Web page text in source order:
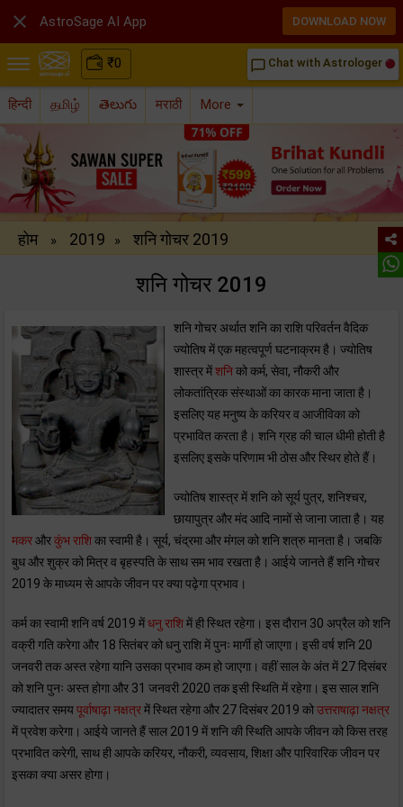
₹0 chat_bubble_outline Chat with Astrologer
हिन्दी தமிழ் తెలుగు मराठी More
होम » 2019 » शनि गोचर 2019
शनि गोचर 2019
शनि गोचर अर्थात शनि का राशि परिवर्तन वैदिक
ज्योतिष में एक महत्वपूर्ण घटनाक्रम है। ज्योतिष
शास्त्र मेंशनिको कर्म, सेवा, नौकरी और
लोकतांत्रिक संस्थाओं का कारक माना जाता है।
इसलिए यह मनुष्य के करियर व आजीविका को
प्रभावित करता है। शनि ग्रह की चाल धीमी होती है
इसलिए इसके परिणाम भी ठोस और स्थिर होते हैं।
ज्योतिष शास्त्र में शनि को सूर्य पुत्र, शनिश्चर,
छायापुत्र और मंद आदि नामों से जाना जाता है। यह
मकरऔरकुंभ राशिका स्वामी है। सूर्य, चंद्रमा और मंगल को शनि शत्रु मानता है। जबकि
बुध और शुक्र को मित्र व बृहस्पति के साथ सम भाव रखता है। आईये जानते हैं शनि गोचर
2019 के माध्यम से आपके जीवन पर क्या पढ़ेगा प्रभाव।
कर्म का स्वामी शनि वर्ष 2019 मेंधनु राशिमें ही स्थित रहेगा। इस दौरान 30 अप्रैल को शनि
वक्री गति करेगा और 18 सितंबर को धनु राशि में पुनः मार्गी हो जाएगा। इसी वर्ष शनि 20
जनवरी तक अस्त रहेगा यानि उसका प्रभाव कम हो जाएगा। वहीं साल के अंत में 27 दिसंबर
को शनि पुनः अस्त होगा और 31 जनवरी 2020 तक इसी स्थिति में रहेगा। इस साल शनि
ज्यादातर समयपूर्वाषाढ़ा नक्षत्रमें स्थित रहेगा और 27 दिसंबर 2019 कोउत्तराषाढ़ा नक्षत्र
में प्रवेश करेगा। आईये जानते हैं साल 2019 में शनि की स्थिति आपके जीवन को किस तरह
प्रभावित करेगी, साथ ही आपके करियर, नौकरी, व्यवसाय, शिक्षा और पारिवारिक जीवन पर
इसका क्या असर होगा।
 AstroSage AI App DOWNLOAD NOW